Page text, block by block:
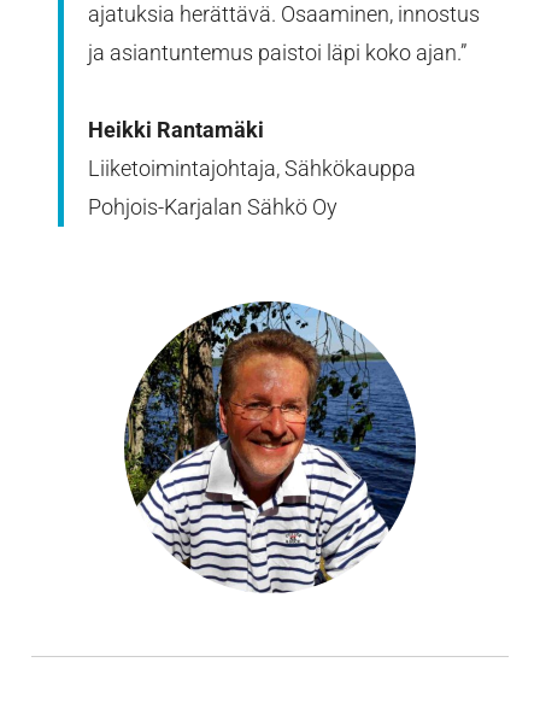
ajatuksia herättävä. Osaaminen, innostus
ja asiantuntemus paistoi läpi koko ajan.”
Heikki Rantamäki
Liiketoimintajohtaja, Sähkökauppa
Pohjois-Karjalan Sähkö Oy